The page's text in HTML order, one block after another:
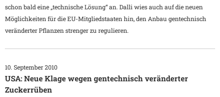
schon bald eine „technische Lösung“ an. Dalli wies auch auf die neuen
Möglichkeiten für die EU-Mitgliedstaaten hin, den Anbau gentechnisch
veränderter Pflanzen strenger zu regulieren.
10. September 2010
USA: Neue Klage wegen gentechnisch veränderter
Zuckerrüben